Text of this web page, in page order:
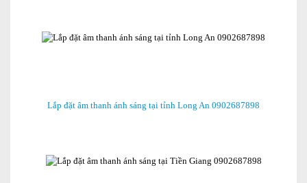
Lắp đặt âm thanh ánh sáng tại tỉnh Long An 0902687898